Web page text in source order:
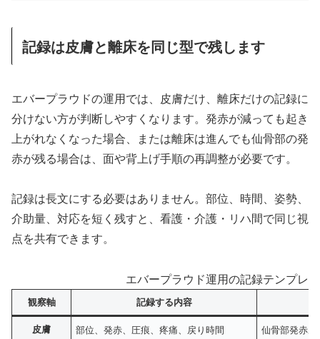
記録は皮膚と離床を同じ型で残します
エバープラウドの運用では、皮膚だけ、離床だけの記録に
分けない方が判断しやすくなります。発赤が減っても起き
上がれなくなった場合、または離床は進んでも仙骨部の発
赤が残る場合は、面や背上げ手順の再調整が必要です。
記録は長文にする必要はありません。部位、時間、姿勢、
介助量、対応を短く残すと、看護・介護・リハ間で同じ視
点を共有できます。
エバープラウド運用の記録テンプレ
観察軸 記録する内容
皮膚 部位、発赤、圧痕、疼痛、戻り時間 仙骨部発赤